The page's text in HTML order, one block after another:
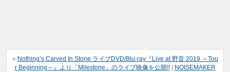
« Nothing’s Carved In Stone ライブDVD/Blu-ray『Live at 野音 2019 ～Tou
r Beginning～』より「Milestone」のライブ映像を公開!!|
NOISEMAKER